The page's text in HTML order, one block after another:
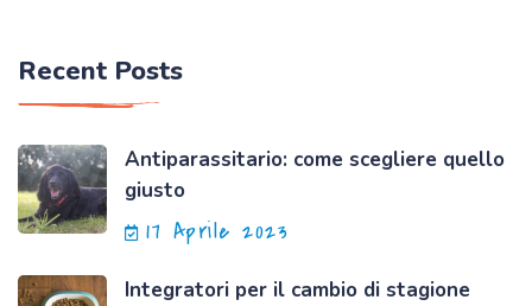
Recent Posts
Antiparassitario: come scegliere quello
giusto
17 Aprile 2023
Integratori per il cambio di stagione